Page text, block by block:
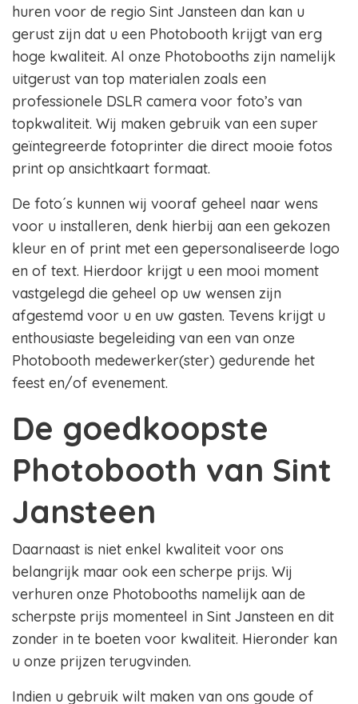
huren voor de regio Sint Jansteen dan kan u
gerust zijn dat u een Photobooth krijgt van erg
hoge kwaliteit. Al onze Photobooths zijn namelijk
uitgerust van top materialen zoals een
professionele DSLR camera voor foto’s van
topkwaliteit. Wij maken gebruik van een super
geïntegreerde fotoprinter die direct mooie fotos
print op ansichtkaart formaat.
De foto´s kunnen wij vooraf geheel naar wens
voor u installeren, denk hierbij aan een gekozen
kleur en of print met een gepersonaliseerde logo
en of text. Hierdoor krijgt u een mooi moment
vastgelegd die geheel op uw wensen zijn
afgestemd voor u en uw gasten. Tevens krijgt u
enthousiaste begeleiding van een van onze
Photobooth medewerker(ster) gedurende het
feest en/of evenement.
De goedkoopste
Photobooth van Sint
Jansteen
Daarnaast is niet enkel kwaliteit voor ons
belangrijk maar ook een scherpe prijs. Wij
verhuren onze Photobooths namelijk aan de
scherpste prijs momenteel in Sint Jansteen en dit
zonder in te boeten voor kwaliteit. Hieronder kan
u onze prijzen terugvinden.
Indien u gebruik wilt maken van ons goude of